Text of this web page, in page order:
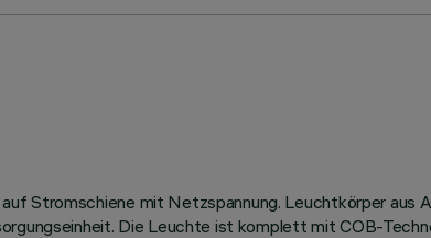
Stromschiene mit Netzspannung. Leuchtkörper aus
Die Leuchte ist komplett mit COB-